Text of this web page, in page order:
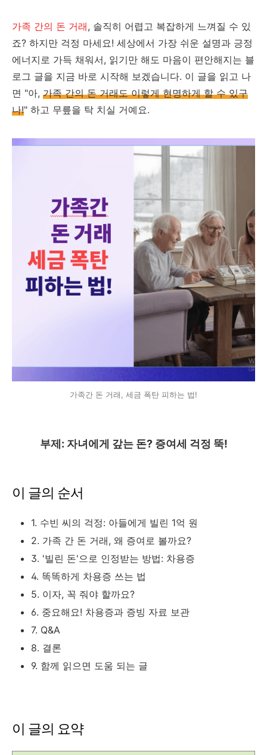
가족 간의 돈 거래, 솔직히 어렵고 복잡하게 느껴질 수 있
죠? 하지만 걱정 마세요! 세상에서 가장 쉬운 설명과 긍정
에너지로 가득 채워서, 읽기만 해도 마음이 편안해지는 블
로그 글을 지금 바로 시작해 보겠습니다. 이 글을 읽고 나
면 "아, 가족 간의 돈 거래도 이렇게 현명하게 할 수 있구
나!" 하고 무릎을 탁 치실 거예요.
가족간 돈 거래, 세금 폭탄 피하는 법!
부제: 자녀에게 갚는 돈? 증여세 걱정 뚝!
이 글의 순서
1. 수빈 씨의 걱정: 아들에게 빌린 1억 원
2. 가족 간 돈 거래, 왜 증여로 볼까요?
3. '빌린 돈'으로 인정받는 방법: 차용증
4. 똑똑하게 차용증 쓰는 법
5. 이자, 꼭 줘야 할까요?
6. 중요해요! 차용증과 증빙 자료 보관
7. Q&A
8. 결론
9. 함께 읽으면 도움 되는 글
이 글의 요약